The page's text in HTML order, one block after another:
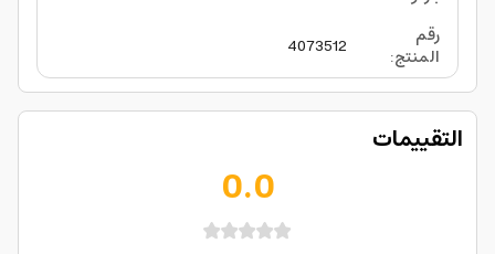
رقم
المنتج:
4073512
التقييمات
0.0